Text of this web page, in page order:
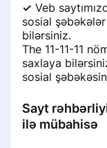
✓ Veb
sosial
bilərsiniz.
The 11-11-11
saxlaya
sosial
Sayt
ilə mübahisə